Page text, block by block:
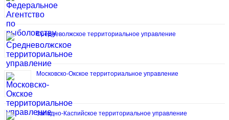
Средневолжское территориальное управление
Московско-Окское территориальное управление
Западно-Каспийское территориальное управление